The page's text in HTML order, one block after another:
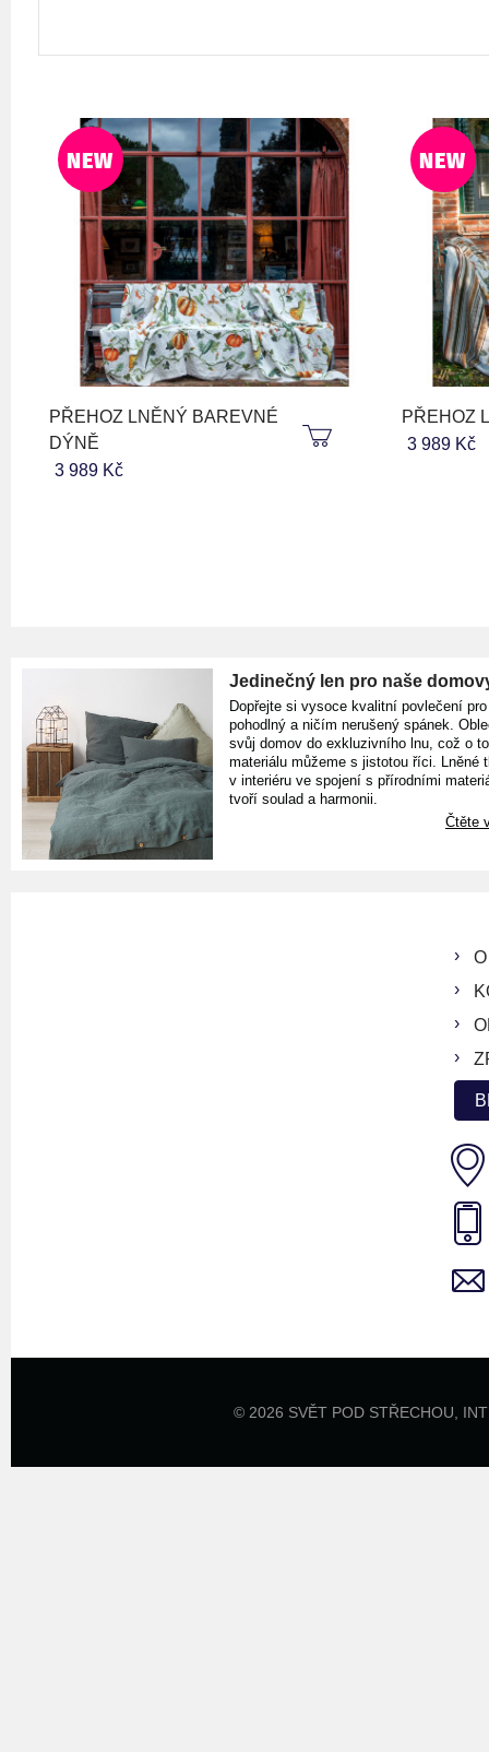
NEW
PŘEHOZ LNĚNÝ BAREVNÉ
DÝNĚ
3 989 Kč
NEW
PŘEHOZ
3 989 Kč
Jedinečný len pro naše
Dopřejte si vysoce kvalitní povlečení pro
pohodlný a ničím nerušený spánek.
svůj domov do exkluzivního lnu, což o
materiálu můžeme s jistotou říci. Lněné
v interiéru ve spojení s přírodními
tvoří soulad a harmonii.
Čtěte
© 2026 SVĚT POD STŘECHOU,